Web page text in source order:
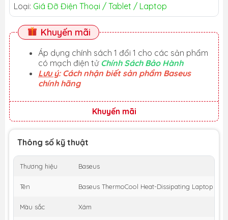
Loại: Giá Đỡ Điện Thoại / Tablet / Laptop
Khuyến mãi
Áp dụng chính sách 1 đổi 1 cho các sản phẩm
có mạch điện tử Chính Sách Bảo Hành
Lưu ý: Cách nhận biết sản phẩm Baseus
chính hãng
Khuyến mãi
Thông số kỹ thuật
Thương hiệu Baseus
Tên Baseus ThermoCool Heat-Dissipating Laptop
Màu sắc Xám